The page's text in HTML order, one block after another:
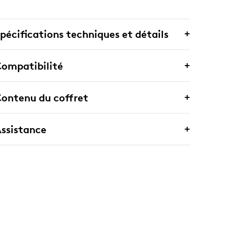
techniques et détails
du coffret